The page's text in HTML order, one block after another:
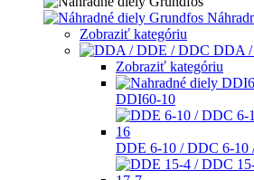
Zobraziť kategóriu
DDA
Zobraziť kategóriu
DDI60-10
DDE 6-10 / DDC 6-